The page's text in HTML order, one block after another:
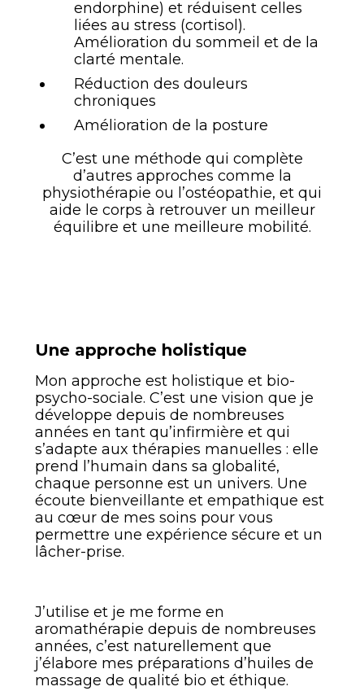
endorphine) et réduisent celles
liées au stress (cortisol).
Amélioration du sommeil et de la
clarté mentale.
Réduction des douleurs
chroniques
Amélioration de la posture
C’est une méthode qui complète
d’autres approches comme la
physiothérapie ou l’ostéopathie, et qui
aide le corps à retrouver un meilleur
équilibre et une meilleure mobilité.
Une approche holistique
Mon approche est holistique et bio-
psycho-sociale. C’est une vision que je
développe depuis de nombreuses
années en tant qu’infirmière et qui
s’adapte aux thérapies manuelles : elle
prend l’humain dans sa globalité,
chaque personne est un univers. Une
écoute bienveillante et empathique est
au cœur de mes soins pour vous
permettre une expérience sécure et un
lâcher-prise.
J’utilise et je me forme en
aromathérapie depuis de nombreuses
années, c’est naturellement que
j’élabore mes préparations d’huiles de
massage de qualité bio et éthique.